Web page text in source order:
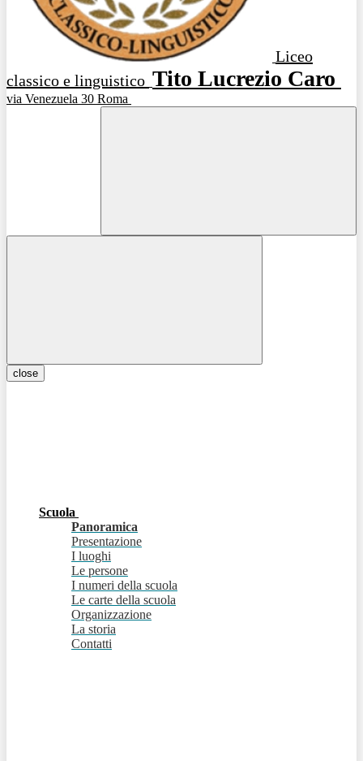
Liceo
classico e linguistico Tito Lucrezio Caro
via Venezuela 30 Roma
close
Scuola
Panoramica
Presentazione
I luoghi
Le persone
I numeri della scuola
Le carte della scuola
Organizzazione
La storia
Contatti